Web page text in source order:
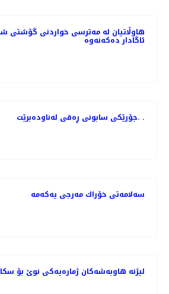
هاوڵاتیان له‌ مەترسی خواردنی گۆشتی
جۆرێكی سابونی ڕه‌قی له‌ناوده‌برێت. .
لیژنه‌ هاوبه‌شه‌كان ژماره‌یه‌كی نوێ بۆ